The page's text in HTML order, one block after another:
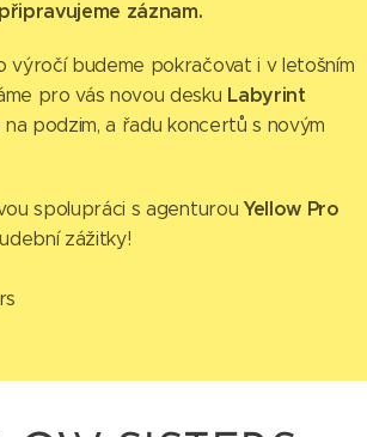
záznam.
výročí budeme pokračovat i v letošním
pro vás novou desku Labyrint
podzim, a řadu koncertů s novým
spolupráci s agenturou Yellow Pro
zážitky!